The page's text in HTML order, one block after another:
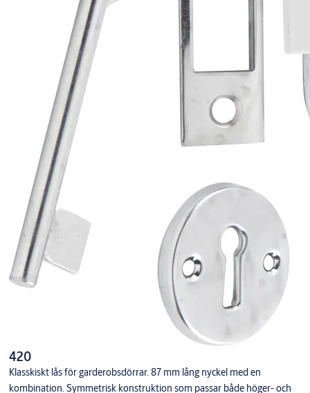
420
Klasskiskt lås för garderobsdörrar. 87 mm lång nyckel med en
kombination. Symmetrisk konstruktion som passar både höger- och